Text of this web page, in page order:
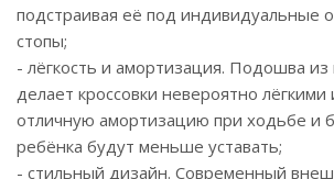
подстраивая её под индивидуальные
стопы;
- лёгкость и амортизация. Подошва
делает кроссовки невероятно лёгкими
отличную амортизацию при ходьбе и
ребёнка будут меньше уставать;
- стильный дизайн. Современный